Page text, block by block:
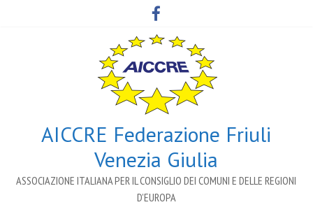
AICCRE Federazione Friuli
Venezia Giulia
ASSOCIAZIONE ITALIANA PER IL CONSIGLIO DEI COMUNI E DELLE REGIONI
D’EUROPA